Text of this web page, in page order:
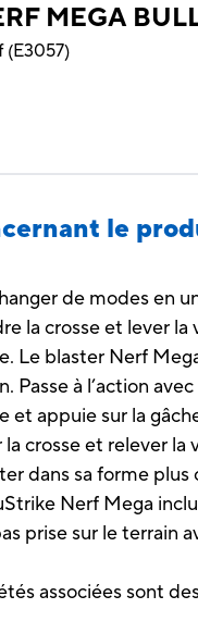
MEGA
(E3057)
le
de modes en
la crosse et lever la
Le blaster Nerf
Passe à l’action
et appuie sur la
crosse et relever
dans sa forme
Nerf Mega
prise sur le terrain
associées sont